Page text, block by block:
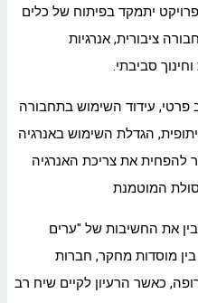
יתמקד בפיתוח של כלים
ציבורית, אנרגיות
סביבתי.
עידוד השימוש בתחבורה
הגדלת השימוש באנרגיה
להפחית את צריכת האנרגיה
המוטמנת
את החשיבות של "ערים
בין מוסדות מחקר, חברות
כאשר הרעיון לקיים שיח רב